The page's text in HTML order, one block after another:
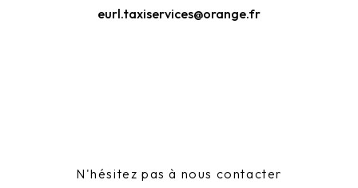
eurl.taxiservices@orange.fr
N'hésitez pas à nous contacter